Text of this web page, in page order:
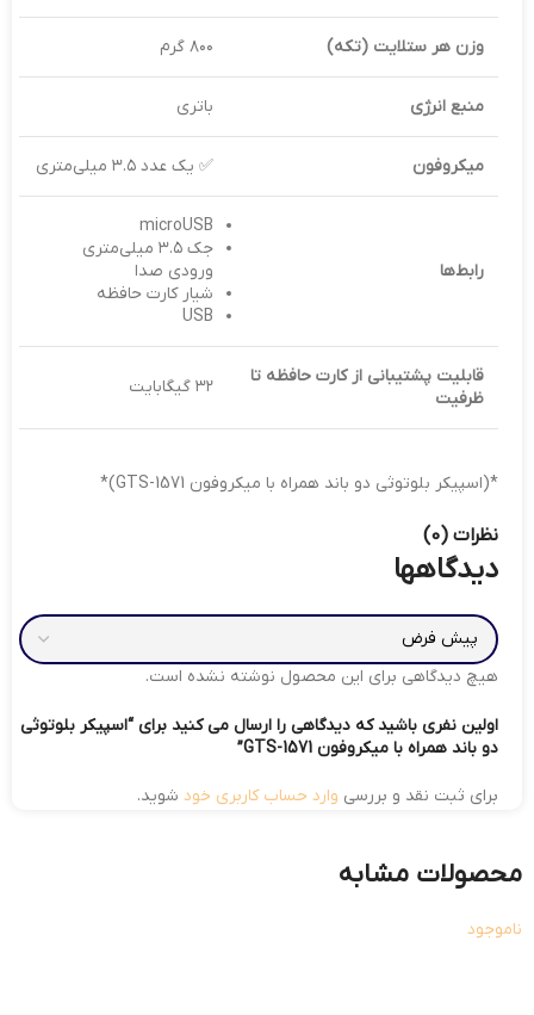
وزن هر ستلایت (تکه) ۸۰۰ گرم
منبع انرژی باتری
میکروفون ✅ یک عدد ۳.۵ میلی‌متری
رابط‌ها
microUSB
جک ۳.۵ میلی‌متری
ورودی صدا
شیار کارت حافظه
USB
قابلیت پشتیبانی از کارت حافظه تا
ظرفیت
۳۲ گیگابایت
*(اسپیکر بلوتوثی دو باند همراه با میکروفون GTS-1571)*
نظرات (0)
دیدگاهها
هیچ دیدگاهی برای این محصول نوشته نشده است.
اولین نفری باشید که دیدگاهی را ارسال می کنید برای “اسپیکر بلوتوثی
دو باند همراه با میکروفون GTS-1571”
برای ثبت نقد و بررسی وارد حساب کاربری خود شوید.
محصولات مشابه
ناموجود